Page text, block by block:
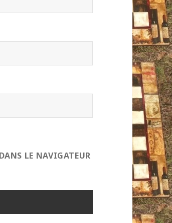
LE NAVIGATEUR